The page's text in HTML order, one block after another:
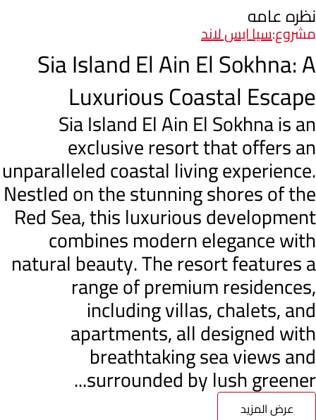
نظره عامه
مشروع:سيا ايس لاند
Sia Island El Ain El Sokhna: A
Luxurious Coastal Escape
Sia Island El Ain El Sokhna is an
exclusive resort that offers an
unparalleled coastal living experience.
Nestled on the stunning shores of the
Red Sea, this luxurious development
combines modern elegance with
natural beauty. The resort features a
range of premium residences,
including villas, chalets, and
apartments, all designed with
breathtaking sea views and
surrounded by lush greener...
عرض المزيد